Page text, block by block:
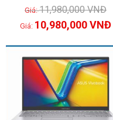
11,980,000VNĐ
10,980,000VNĐ
GIẢM GIÁ!